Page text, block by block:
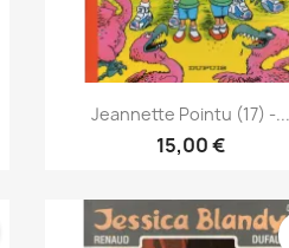
Anteprima
Jeannette Pointu (17) -...
15,00 €